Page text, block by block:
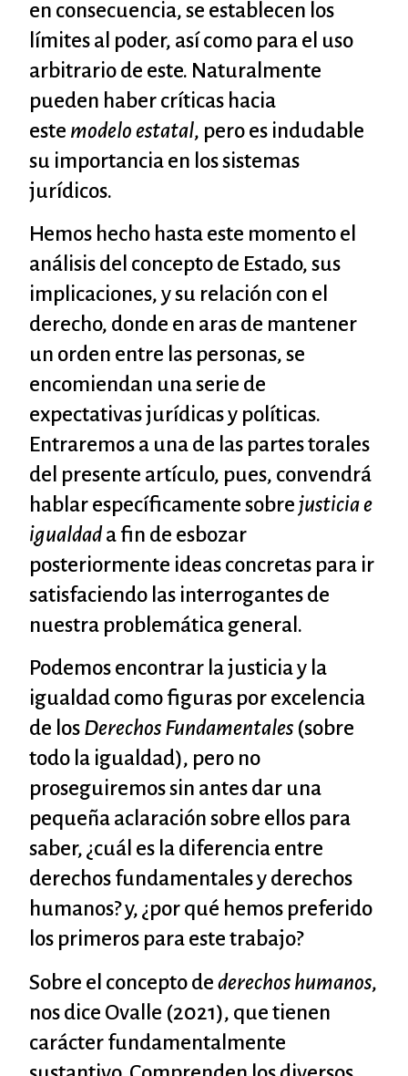
en consecuencia, se establecen los
límites al poder, así como para el uso
arbitrario de este. Naturalmente
pueden haber críticas hacia
este modelo estatal, pero es indudable
su importancia en los sistemas
jurídicos.
Hemos hecho hasta este momento el
análisis del concepto de Estado, sus
implicaciones, y su relación con el
derecho, donde en aras de mantener
un orden entre las personas, se
encomiendan una serie de
expectativas jurídicas y políticas.
Entraremos a una de las partes torales
del presente artículo, pues, convendrá
hablar específicamente sobre justicia e
igualdad a fin de esbozar
posteriormente ideas concretas para ir
satisfaciendo las interrogantes de
nuestra problemática general.
Podemos encontrar la justicia y la
igualdad como figuras por excelencia
de los Derechos Fundamentales (sobre
todo la igualdad), pero no
proseguiremos sin antes dar una
pequeña aclaración sobre ellos para
saber, ¿cuál es la diferencia entre
derechos fundamentales y derechos
humanos? y, ¿por qué hemos preferido
los primeros para este trabajo?
Sobre el concepto de derechos humanos,
nos dice Ovalle (2021), que tienen
carácter fundamentalmente